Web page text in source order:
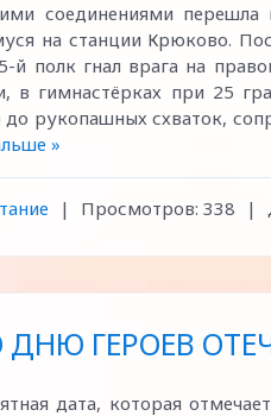
соединениями перешла
на станции Крюково.
полк гнал врага на
в гимнастёрках при 25
рукопашных схваток,
»
| Просмотров: 338 |
ДНЮ ГЕРОЕВ
дата, которая